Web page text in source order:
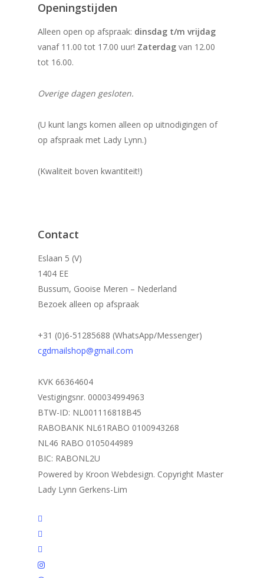
Openingstijden
Alleen open op afspraak: dinsdag t/m vrijdag
vanaf 11.00 tot 17.00 uur! Zaterdag van 12.00
tot 16.00.
Overige dagen gesloten.
(U kunt langs komen alleen op uitnodigingen of
op afspraak met Lady Lynn.)
(Kwaliteit boven kwantiteit!)
Contact
Eslaan 5 (V)
1404 EE
Bussum, Gooise Meren – Nederland
Bezoek alleen op afspraak
+31 (0)6-51285688 (WhatsApp/Messenger)
cgdmailshop@gmail.com
KVK 66364604
Vestigingsnr. 000034994963
BTW-ID: NL001116818B45
RABOBANK NL61RABO 0100943268
NL46 RABO 0105044989
BIC: RABONL2U
Powered by Kroon Webdesign. Copyright Master
Lady Lynn Gerkens-Lim
twitter
facebook
linkedin
instagram